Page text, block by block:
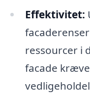
Effektivitet:
ressourcer i
facade